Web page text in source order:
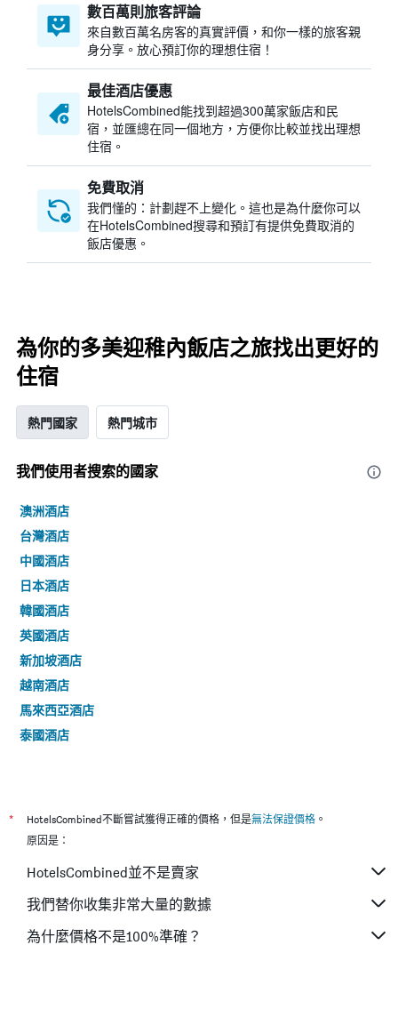
數百萬則旅客評論
來自數百萬名房客的真實評價，和你一樣的旅客親
身分享。放心預訂你的理想住宿！
最佳酒店優惠
HotelsCombined​能找到超過300萬家飯店和民
宿，並匯總在同一個地方，方便你比較並找出理想
住宿。
免費取消
我們懂的：計劃趕不上變化。這也是為什麼你可以
在HotelsCombined搜尋和預訂有提供免費取消的
飯店優惠。
為你的多美迎稚內飯店之旅找出更好的
住宿
熱門國家 熱門城市
我們使用者搜索的國家
澳洲酒店
台灣酒店
中國酒店
日本酒店
韓國酒店
英國酒店
新加坡酒店
越南酒店
馬來西亞酒店
泰國酒店
* HotelsCombined不斷嘗試獲得正確的價格，但是無法保證價格 。
原因是：
HotelsCombined並不是賣家
我們替你收集非常大量的數據
為什麼價格不是100%準確？